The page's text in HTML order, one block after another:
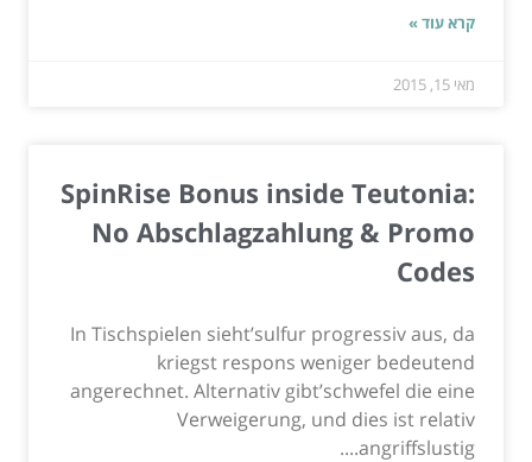
קרא עוד »
מאי 15, 2015
SpinRise Bonus inside Teutonia:
No Abschlagzahlung & Promo
Codes
In Tischspielen sieht’sulfur progressiv aus, da
kriegst respons weniger bedeutend
angerechnet. Alternativ gibt’schwefel die eine
Verweigerung, und dies ist relativ
angriffslustig....